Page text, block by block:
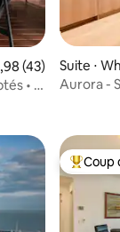
moyenne
(43)
• À
Suite ⋅
Aurora -
Coups
Coup